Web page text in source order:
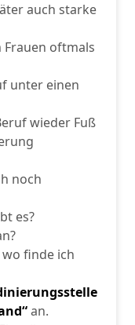
auch starke
Frauen oftmals
unter einen
wieder Fuß
noch
es?
finde ich
an.